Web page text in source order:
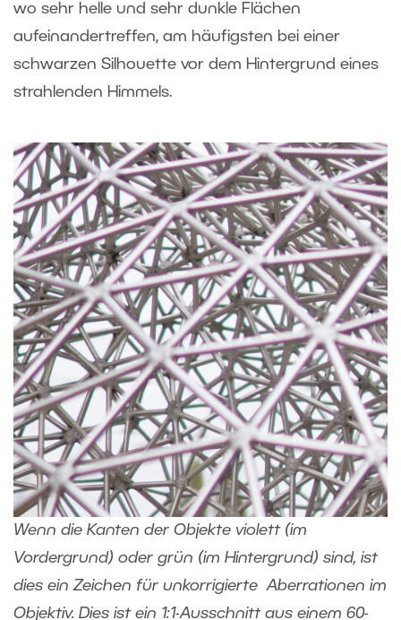
wo sehr helle und sehr dunkle Flächen
aufeinandertreffen, am häufigsten bei einer
schwarzen Silhouette vor dem Hintergrund eines
strahlenden Himmels.
Wenn die Kanten der Objekte violett (im
Vordergrund) oder grün (im Hintergrund) sind, ist
dies ein Zeichen für unkorrigierte Aberrationen im
Objektiv. Dies ist ein 1:1-Ausschnitt aus einem 60-